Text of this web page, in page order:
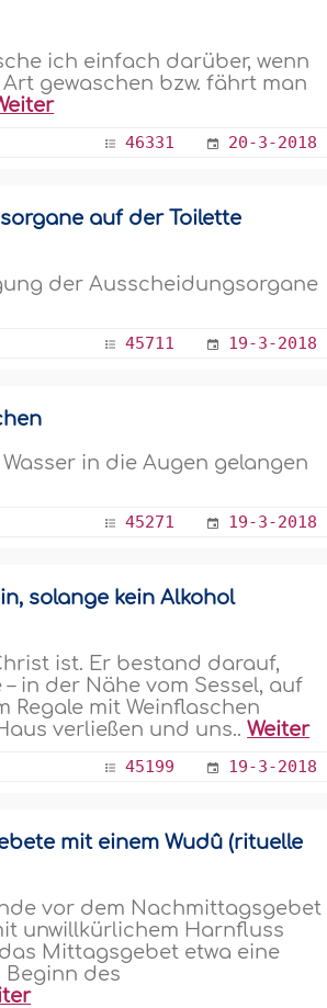
ich einfach darüber, wenn
gewaschen bzw. fährt man
46331 20-3-2018
auf der Toilette
der Ausscheidungsorgane
45711 19-3-2018
in die Augen gelangen
45271 19-3-2018
solange kein Alkohol
ist. Er bestand darauf,
in der Nähe vom Sessel, auf
Regale mit Weinflaschen
verließen und uns..Weiter
45199 19-3-2018
mit einem Wudû (rituelle
vor dem Nachmittagsgebet
unwillkürlichem Harnfluss
Mittagsgebet etwa eine
des